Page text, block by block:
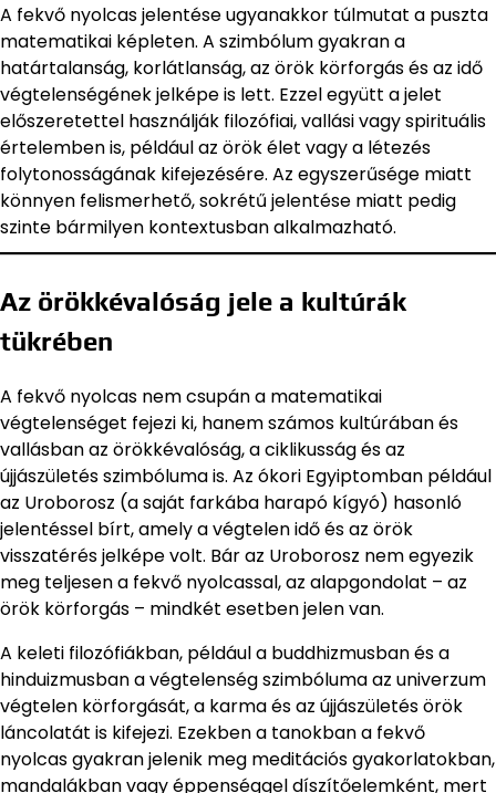
A fekvő nyolcas jelentése ugyanakkor túlmutat a puszta
matematikai képleten. A szimbólum gyakran a
határtalanság, korlátlanság, az örök körforgás és az idő
végtelenségének jelképe is lett. Ezzel együtt a jelet
előszeretettel használják filozófiai, vallási vagy spirituális
értelemben is, például az örök élet vagy a létezés
folytonosságának kifejezésére. Az egyszerűsége miatt
könnyen felismerhető, sokrétű jelentése miatt pedig
szinte bármilyen kontextusban alkalmazható.
Az örökkévalóság jele a kultúrák
tükrében
A fekvő nyolcas nem csupán a matematikai
végtelenséget fejezi ki, hanem számos kultúrában és
vallásban az örökkévalóság, a ciklikusság és az
újjászületés szimbóluma is. Az ókori Egyiptomban például
az Uroborosz (a saját farkába harapó kígyó) hasonló
jelentéssel bírt, amely a végtelen idő és az örök
visszatérés jelképe volt. Bár az Uroborosz nem egyezik
meg teljesen a fekvő nyolcassal, az alapgondolat – az
örök körforgás – mindkét esetben jelen van.
A keleti filozófiákban, például a buddhizmusban és a
hinduizmusban a végtelenség szimbóluma az univerzum
végtelen körforgását, a karma és az újjászületés örök
láncolatát is kifejezi. Ezekben a tanokban a fekvő
nyolcas gyakran jelenik meg meditációs gyakorlatokban,
mandalákban vagy éppenséggel díszítőelemként, mert